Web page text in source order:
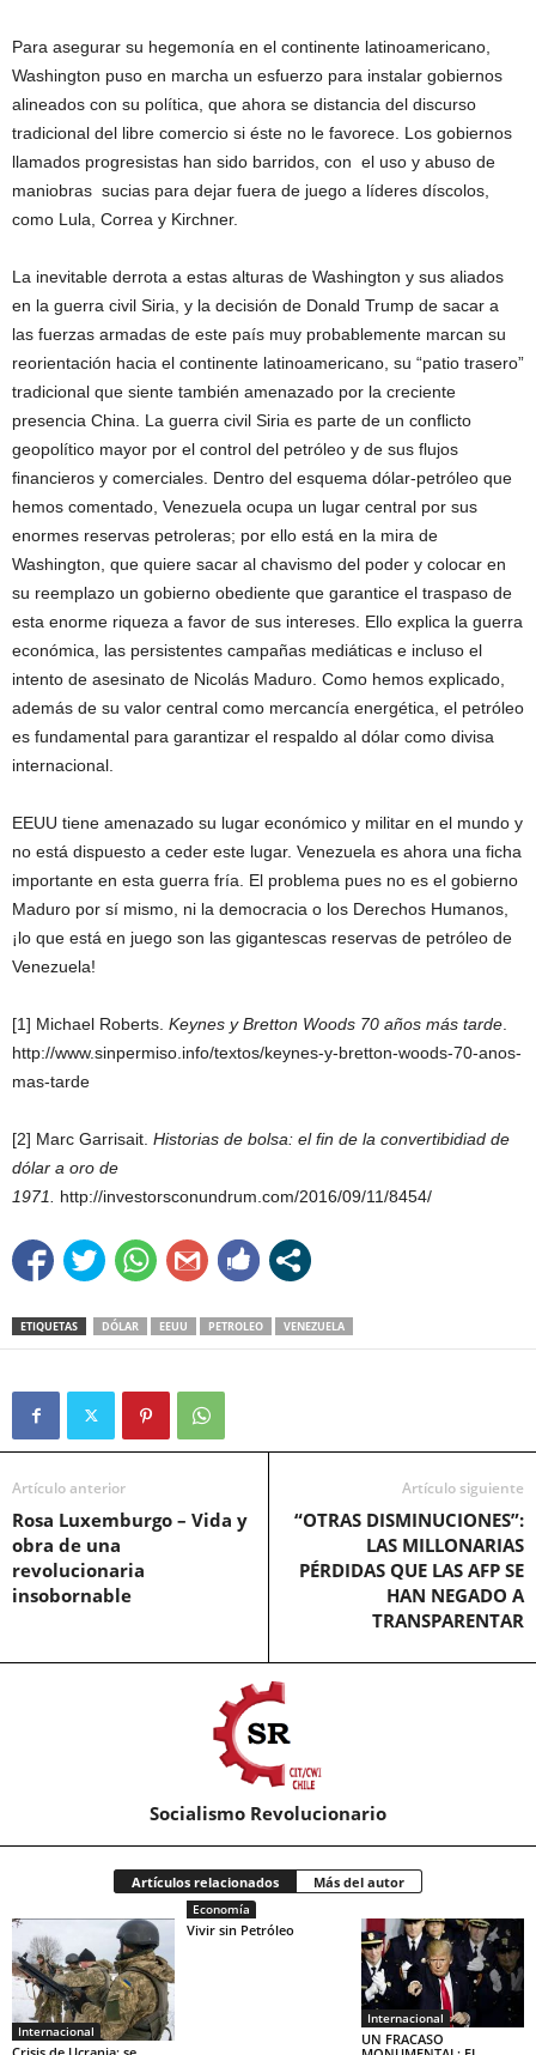
Para asegurar su hegemonía en el continente latinoamericano,
Washington puso en marcha un esfuerzo para instalar gobiernos
alineados con su política, que ahora se distancia del discurso
tradicional del libre comercio si éste no le favorece. Los gobiernos
llamados progresistas han sido barridos, con el uso y abuso de
maniobras sucias para dejar fuera de juego a líderes díscolos,
como Lula, Correa y Kirchner.
La inevitable derrota a estas alturas de Washington y sus aliados
en la guerra civil Siria, y la decisión de Donald Trump de sacar a
las fuerzas armadas de este país muy probablemente marcan su
reorientación hacia el continente latinoamericano, su “patio trasero”
tradicional que siente también amenazado por la creciente
presencia China. La guerra civil Siria es parte de un conflicto
geopolítico mayor por el control del petróleo y de sus flujos
financieros y comerciales. Dentro del esquema dólar-petróleo que
hemos comentado, Venezuela ocupa un lugar central por sus
enormes reservas petroleras; por ello está en la mira de
Washington, que quiere sacar al chavismo del poder y colocar en
su reemplazo un gobierno obediente que garantice el traspaso de
esta enorme riqueza a favor de sus intereses. Ello explica la guerra
económica, las persistentes campañas mediáticas e incluso el
intento de asesinato de Nicolás Maduro. Como hemos explicado,
además de su valor central como mercancía energética, el petróleo
es fundamental para garantizar el respaldo al dólar como divisa
internacional.
EEUU tiene amenazado su lugar económico y militar en el mundo y
no está dispuesto a ceder este lugar. Venezuela es ahora una ficha
importante en esta guerra fría. El problema pues no es el gobierno
Maduro por sí mismo, ni la democracia o los Derechos Humanos,
¡lo que está en juego son las gigantescas reservas de petróleo de
Venezuela!
[1] Michael Roberts. Keynes y Bretton Woods 70 años más tarde
http://www.sinpermiso.info/textos/keynes-y-bretton-woods-70-anos-
mas-tarde
[2] Marc Garrisait. Historias de bolsa: el fin de la convertibidiad de
dólar a oro de
1971. http://investorsconundrum.com/2016/09/11/8454/
ETIQUETAS DÓLAR EEUU PETROLEO VENEZUELA
Artículo anterior
Rosa Luxemburgo – Vida y
obra de una
revolucionaria
insobornable
Artículo siguiente
“OTRAS DISMINUCIONES”:
LAS MILLONARIAS
PÉRDIDAS QUE LAS AFP SE
HAN NEGADO A
TRANSPARENTAR
Socialismo Revolucionario
Artículos relacionados Más del autor
Internacional
Economía
Vivir sin Petróleo
Internacional
UN FRACASO